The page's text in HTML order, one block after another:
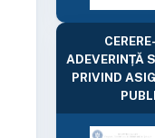
ADEVERINȚĂ
PRIVIND